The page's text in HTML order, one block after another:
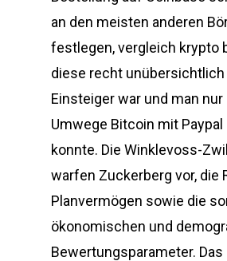
an den meisten anderen
festlegen, vergleich krypto
diese recht
Einsteiger war und man nur
Umwege Bitcoin mit Paypal
konnte. Die Winklevoss-
warfen Zuckerberg vor, die
Planvermögen sowie die
ökonomischen und
Bewertungsparameter. Das